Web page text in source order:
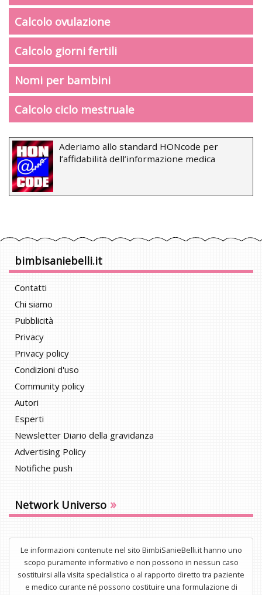
Calcolo ovulazione
Calcolo giorni fertili
Nomi per bambini
Calcolo ciclo mestruale
Aderiamo allo standard HONcode per
l’affidabilità dell’informazione medica
bimbisaniebelli.it
Contatti
Chi siamo
Pubblicità
Privacy
Privacy policy
Condizioni d'uso
Community policy
Autori
Esperti
Newsletter Diario della gravidanza
Advertising Policy
Notifiche push
Network Universo »
Le informazioni contenute nel sito BimbiSanieBelli.it hanno uno
scopo puramente informativo e non possono in nessun caso
sostituirsi alla visita specialistica o al rapporto diretto tra paziente
e medico curante né possono costituire una formulazione di